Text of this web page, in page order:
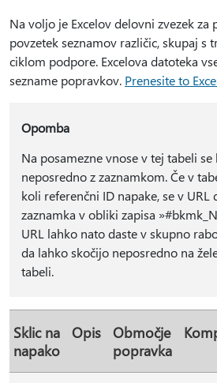
Na voljo je Excelov delovni zvezek za
povzetek seznamov različic, skupaj s
ciklom podpore. Excelova datoteka
sezname popravkov. Prenesite to
Opomba
Na posamezne vnose v tej tabeli
neposredno z zaznamkom. Če v
koli referenčni ID napake, se v URL
zaznamka v obliki zapisa
URL lahko nato daste v skupno
da lahko skočijo neposredno na
tabeli.
Sklic na
napako
Opis
Območje
popravka